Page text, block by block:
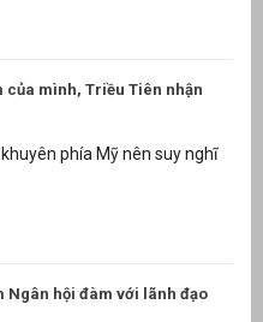
của mình, Triều Tiên nhận
phía Mỹ nên suy nghĩ
Ngân hội đàm với lãnh đạo